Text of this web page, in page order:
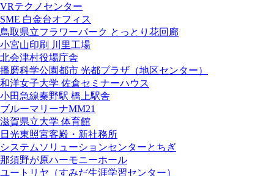
VRテクノセンター
SME 白金台オフィス
鳥取県立フラワーパーク とっとり花回廊
小宮山印刷 川里工場
北会津村役場庁舎
播磨科学公園都市 光都プラザ（地区センター）
和洋女子大学 佐倉セミナーハウス
小田急線秦野駅 橋上駅舎
ブルーマリーナMM21
滋賀県立大学 体育館
日光東照宮客殿・新社務所
システムソリューションセンターとちぎ
那須野が原ハーモニーホール
ユートリヤ（すみだ生涯学習センター）